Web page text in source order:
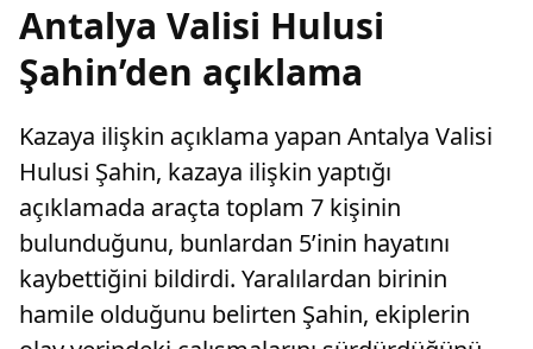
Antalya Valisi Hulusi
Şahin’den açıklama
Kazaya ilişkin açıklama yapan Antalya Valisi
Hulusi Şahin, kazaya ilişkin yaptığı
açıklamada araçta toplam 7 kişinin
bulunduğunu, bunlardan 5’inin hayatını
kaybettiğini bildirdi. Yaralılardan birinin
hamile olduğunu belirten Şahin, ekiplerin